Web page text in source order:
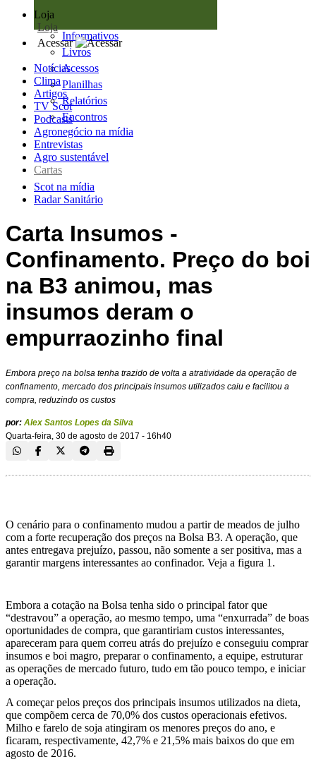
Loja
Loja
Informativos
Livros
Acessos
Planilhas
Relatórios
Encontros
Acessar
Notícias
Clima
Artigos
TV Scot
Podcasts
Agronegócio na mídia
Entrevistas
Agro sustentável
Cartas
Scot na mídia
Radar Sanitário
Carta Insumos -
Confinamento. Preço do boi
na B3 animou, mas
insumos deram o
empurraozinho final
Embora preço na bolsa tenha trazido de volta a atratividade da operação de
confinamento, mercado dos principais insumos utilizados caiu e facilitou a
compra, reduzindo os custos
por: Alex Santos Lopes da Silva
Quarta-feira, 30 de agosto de 2017 - 16h40
O cenário para o confinamento mudou a partir de meados de julho
com a forte recuperação dos preços na Bolsa B3. A operação, que
antes entregava prejuízo, passou, não somente a ser positiva, mas a
garantir margens interessantes ao confinador. Veja a figura 1.
Embora a cotação na Bolsa tenha sido o principal fator que
“destravou” a operação, ao mesmo tempo, uma “enxurrada” de boas
oportunidades de compra, que garantiriam custos interessantes,
apareceram para quem correu atrás do prejuízo e conseguiu comprar
insumos e boi magro, preparar o confinamento, a equipe, estruturar
as operações de mercado futuro, tudo em tão pouco tempo, e iniciar
a operação.
A começar pelos preços dos principais insumos utilizados na dieta,
que compõem cerca de 70,0% dos custos operacionais efetivos.
Milho e farelo de soja atingiram os menores preços do ano, e
ficaram, respectivamente, 42,7% e 21,5% mais baixos do que em
agosto de 2016.